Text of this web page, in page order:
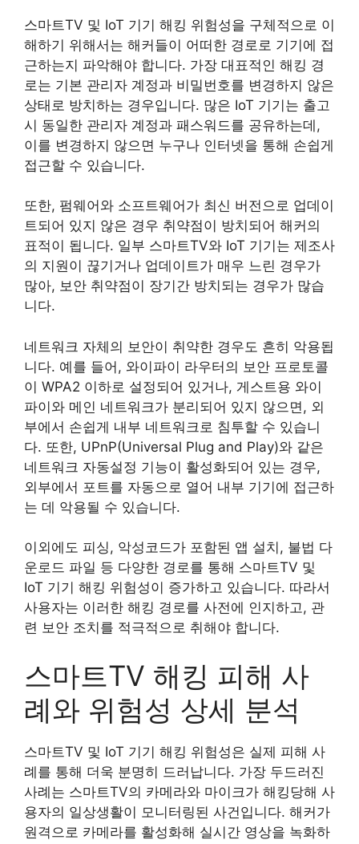
스마트TV 및 IoT 기기 해킹 위험성을 구체적으로 이
해하기 위해서는 해커들이 어떠한 경로로 기기에 접
근하는지 파악해야 합니다. 가장 대표적인 해킹 경
로는 기본 관리자 계정과 비밀번호를 변경하지 않은
상태로 방치하는 경우입니다. 많은 IoT 기기는 출고
시 동일한 관리자 계정과 패스워드를 공유하는데,
이를 변경하지 않으면 누구나 인터넷을 통해 손쉽게
접근할 수 있습니다.
또한, 펌웨어와 소프트웨어가 최신 버전으로 업데이
트되어 있지 않은 경우 취약점이 방치되어 해커의
표적이 됩니다. 일부 스마트TV와 IoT 기기는 제조사
의 지원이 끊기거나 업데이트가 매우 느린 경우가
많아, 보안 취약점이 장기간 방치되는 경우가 많습
니다.
네트워크 자체의 보안이 취약한 경우도 흔히 악용됩
니다. 예를 들어, 와이파이 라우터의 보안 프로토콜
이 WPA2 이하로 설정되어 있거나, 게스트용 와이
파이와 메인 네트워크가 분리되어 있지 않으면, 외
부에서 손쉽게 내부 네트워크로 침투할 수 있습니
다. 또한, UPnP(Universal Plug and Play)와 같은
네트워크 자동설정 기능이 활성화되어 있는 경우,
외부에서 포트를 자동으로 열어 내부 기기에 접근하
는 데 악용될 수 있습니다.
이외에도 피싱, 악성코드가 포함된 앱 설치, 불법 다
운로드 파일 등 다양한 경로를 통해 스마트TV 및
IoT 기기 해킹 위험성이 증가하고 있습니다. 따라서
사용자는 이러한 해킹 경로를 사전에 인지하고, 관
련 보안 조치를 적극적으로 취해야 합니다.
스마트TV 해킹 피해 사
례와 위험성 상세 분석
스마트TV 및 IoT 기기 해킹 위험성은 실제 피해 사
례를 통해 더욱 분명히 드러납니다. 가장 두드러진
사례는 스마트TV의 카메라와 마이크가 해킹당해 사
용자의 일상생활이 모니터링된 사건입니다. 해커가
원격으로 카메라를 활성화해 실시간 영상을 녹화하